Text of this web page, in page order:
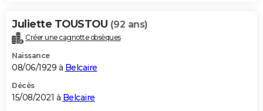
Juliette TOUSTOU (92 ans)
Créer une cagnotte obsèques
Naissance
08/06/1929 à Belcaire
Décès
15/08/2021 à Belcaire